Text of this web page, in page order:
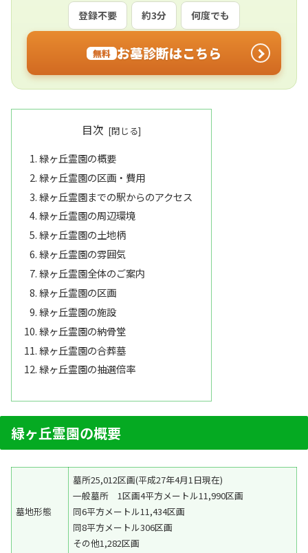
登録不要 約3分 何度でも
無料 お墓診断はこちら
目次
緑ヶ丘霊園の概要
緑ヶ丘霊園の区画・費用
緑ヶ丘霊園までの駅からのアクセス
緑ヶ丘霊園の周辺環境
緑ヶ丘霊園の土地柄
緑ヶ丘霊園の雰囲気
緑ヶ丘霊園全体のご案内
緑ヶ丘霊園の区画
緑ヶ丘霊園の施設
緑ヶ丘霊園の納骨堂
緑ヶ丘霊園の合葬墓
緑ヶ丘霊園の抽選倍率
緑ヶ丘霊園の概要
墓地形態
墓所25,012区画(平成27年4月1日現在)
一般墓所 1区画4平方メートル11,990区画
同6平方メートル11,434区画
同8平方メートル306区画
その他1,282区画